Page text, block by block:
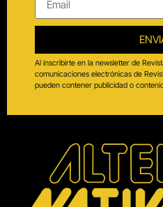
Al inscribirte en la newsletter de
comunicaciones electrónicas de
pueden contener publicidad o